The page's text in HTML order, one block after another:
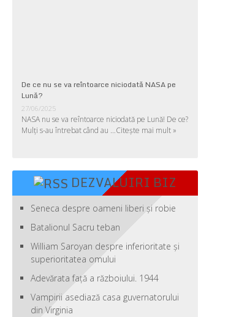
De ce nu se va reîntoarce niciodată NASA pe
Lună?
27/06/2025
NASA nu se va reîntoarce niciodată pe Lună! De ce?
Mulţi s-au întrebat când au …Citește mai mult »
DEZVALUIRI BIZ
Seneca despre oameni liberi şi robie
Batalionul Sacru teban
William Saroyan despre inferioritate şi
superioritatea omului
Adevărata față a războiului. 1944
Vampirii asediază casa guvernatorului
din Virginia